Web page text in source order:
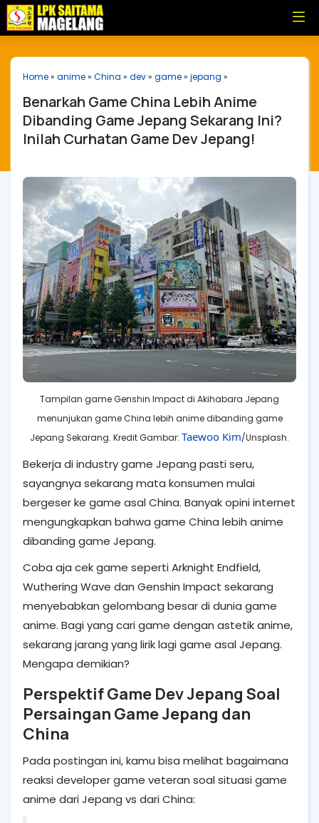
Home» anime» China » dev» game» jepang »
Benarkah Game China Lebih Anime
Dibanding Game Jepang Sekarang Ini?
Inilah Curhatan Game Dev Jepang!
Tampilan game Genshin Impact di Akihabara Jepang
menunjukan game China lebih anime dibanding game
Jepang Sekarang. Kredit Gambar: Taewoo Kim/Unsplash.
Bekerja di industry game Jepang pasti seru,
sayangnya sekarang mata konsumen mulai
bergeser ke game asal China. Banyak opini internet
mengungkapkan bahwa game China lebih anime
dibanding game Jepang.
Coba aja cek game seperti Arknight Endfield,
Wuthering Wave dan Genshin Impact sekarang
menyebabkan gelombang besar di dunia game
anime. Bagi yang cari game dengan astetik anime,
sekarang jarang yang lirik lagi game asal Jepang.
Mengapa demikian?
Perspektif Game Dev Jepang Soal
Persaingan Game Jepang dan
China
Pada postingan ini, kamu bisa melihat bagaimana
reaksi developer game veteran soal situasi game
anime dari Jepang vs dari China: